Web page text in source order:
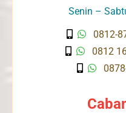
Senin –
0812-
0812